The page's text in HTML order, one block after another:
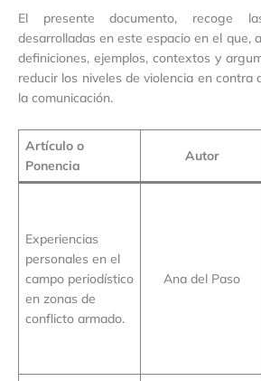
El presente documento, recoge
desarrolladas en este espacio en el que,
definiciones, ejemplos, contextos y
reducir los niveles de violencia en contra
la comunicación.
Artículo o
Ponencia
Autor
Experiencias
personales en el
campo periodístico
en zonas de
conflicto armado.
Ana del Paso